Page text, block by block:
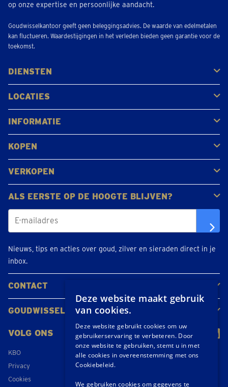
op onze expertise en persoonlijke aandacht.
Goudwisselkantoor geeft geen beleggingsadvies. De waarde van edelmetalen
kan fluctueren. Waardestijgingen in het verleden bieden geen garantie voor de
toekomst.
DIENSTEN
Kopen
Verkopen
Veilen
LOCATIES
Antwerpen
Brugge
Kapellen
Leuven
Mol
Schilde
Sint-Niklaas
Bekijk alle locaties
INFORMATIE
Veelgestelde vragen
Klantbeoordelingen
KOPEN
Goud kopen
Platina en palladium kopen
Zilver kopen
VERKOPEN
Gouden juwelen
Gouden munten
Gouden staven
ALS EERSTE OP DE HOOGTE BLIJVEN?
Nieuws, tips en acties over goud, zilver en sieraden direct in je
inbox.
CONTACT
Neem contact op
Maak een afspraak
Locaties
GOUDWISSELKANTOOR
VOLG ONS
KBO
Privacy
Cookies
Deze website maakt gebruik
van cookies.
Deze website gebruikt cookies om uw
gebruikerservaring te verbeteren. Door
onze website te gebruiken, stemt u in met
alle cookies in overeenstemming met ons
Cookiebeleid.
We gebruiken cookies om gegevens te